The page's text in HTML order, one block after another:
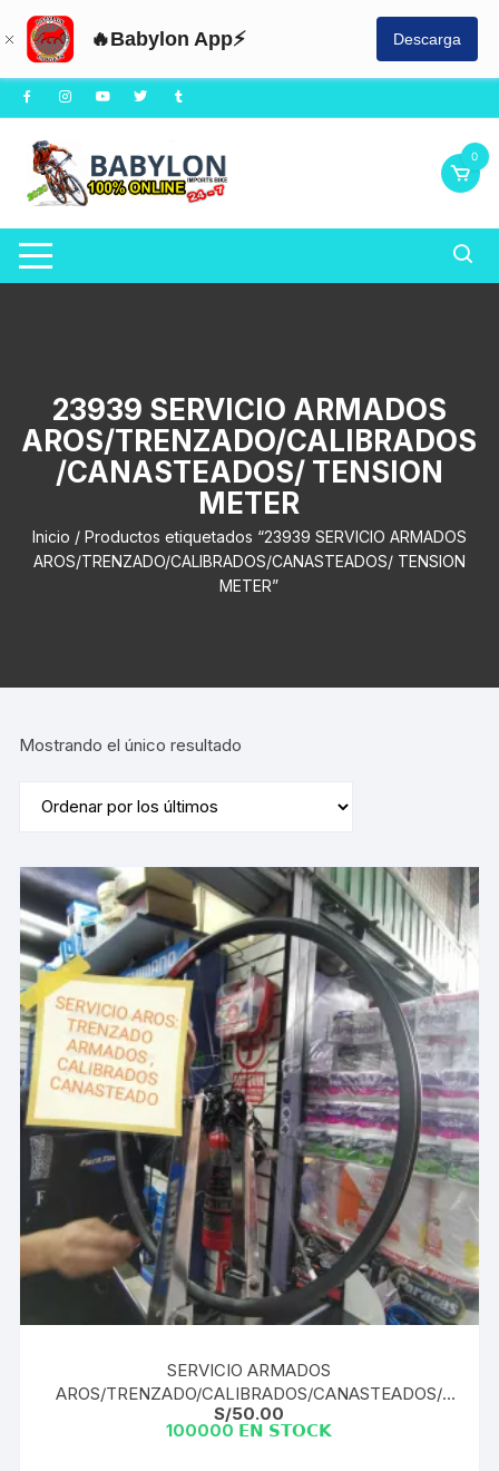
🔥Babylon App⚡ Descarga
Saltar
al
contenido
0
23939 SERVICIO ARMADOS
AROS/TRENZADO/CALIBRADOS
/CANASTEADOS/ TENSION
METER
Inicio / Productos etiquetados “23939 SERVICIO ARMADOS
AROS/TRENZADO/CALIBRADOS/CANASTEADOS/ TENSION
METER”
Mostrando el único resultado
SERVICIO ARMADOS
AROS/TRENZADO/CALIBRADOS/CANASTEADOS/
TENSION METER
S/50.00
100000 𝗘𝗡 𝗦𝗧𝗢𝗖𝗞